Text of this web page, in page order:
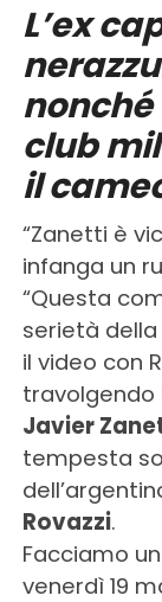
L’ex
club
il
“Zanetti è
infanga un
“Questa
serietà della
il video con
travolgendo
Javier
tempesta
Rovazzi.
Facciamo
venerdì 19